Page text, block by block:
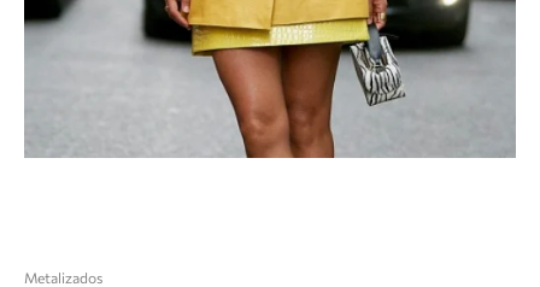
Metalizados